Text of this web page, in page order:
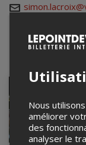
Nous
améliorer
des
analyser le